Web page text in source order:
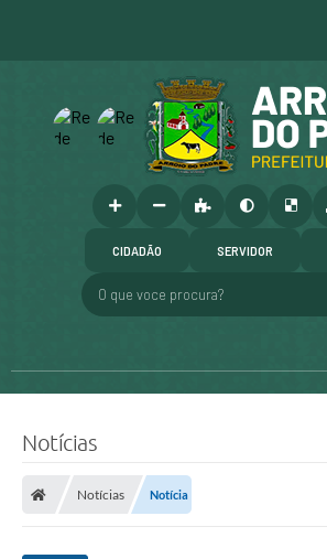
O que voce procura?
CIDADÃO SERVIDOR
Notícias
Notícias Notícia